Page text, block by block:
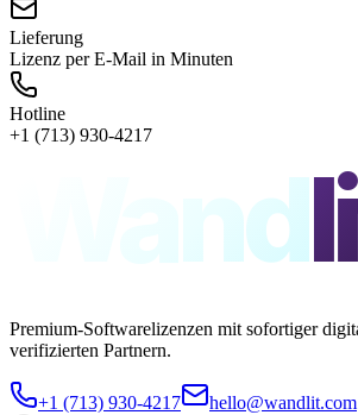
Lieferung
Lizenz per E-Mail in Minuten
Hotline
+1 (713) 930-4217
Wand
Premium-Softwarelizenzen mit sofortiger
verifizierten Partnern.
+1 (713) 930-4217
hello@wandlit.com